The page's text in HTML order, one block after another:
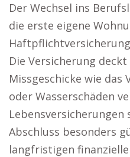
Der Wechsel ins
die erste eigene
Die Versicherung
Missgeschicke wie das
oder Wasserschäden
Abschluss besonders
langfristigen